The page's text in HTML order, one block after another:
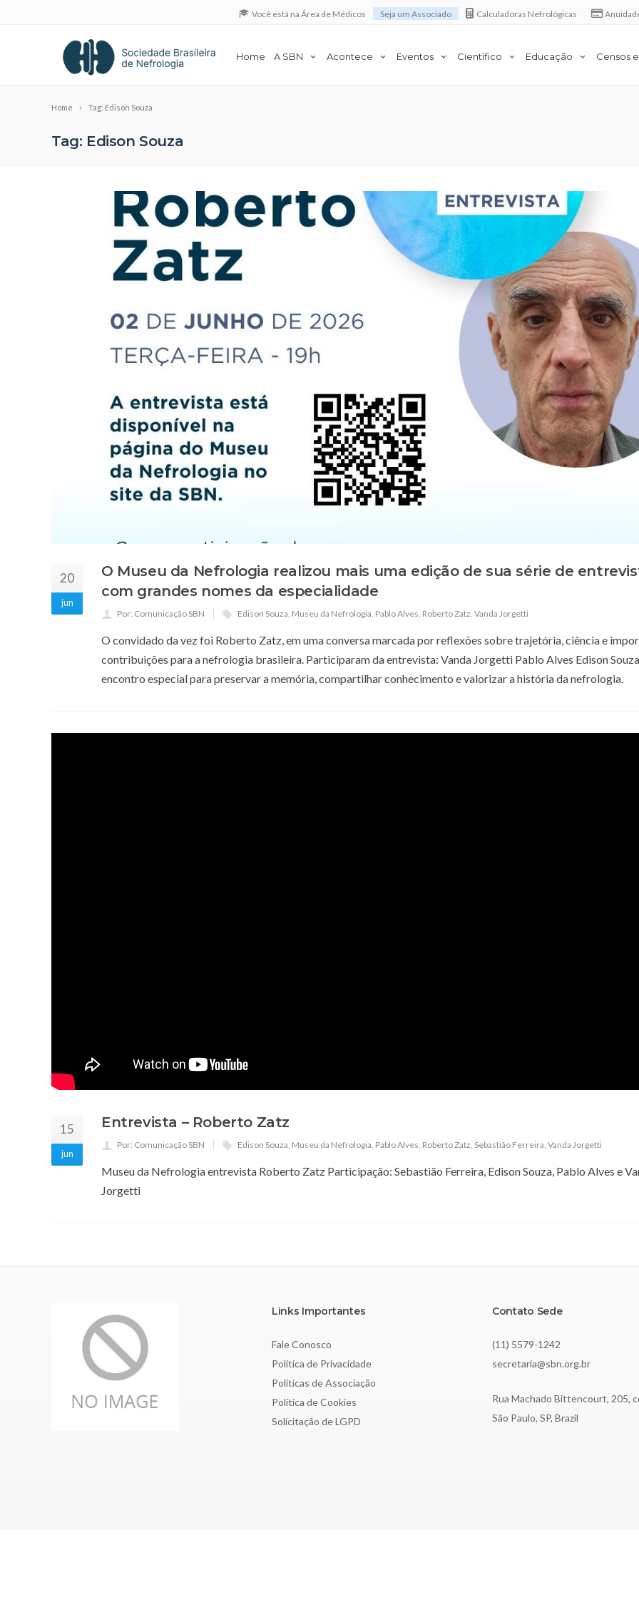
Você está na Área de Médicos Seja um Associado Calculadoras Nefrológicas
Home A SBN Acontece Eventos Científico Educação Censos
Home Tag: Edison Souza
Tag: Edison Souza
20
jun
O Museu da Nefrologia realizou mais uma edição de sua série de
com grandes nomes da especialidade
Por: Comunicação SBN Edison Souza Museu da Nefrologia Pablo Alves Roberto Zatz Vanda Jorgetti
O convidado da vez foi Roberto Zatz, em uma conversa marcada por reflexões sobre trajetória, ciência e
contribuições para a nefrologia brasileira. Participaram da entrevista: Vanda Jorgetti Pablo Alves Edison
encontro especial para preservar a memória, compartilhar conhecimento e valorizar a história da nefrologia.
15
jun
Entrevista – Roberto Zatz
Por: Comunicação SBN Edison Souza, Museu da Nefrologia, Pablo Alves, Roberto Zatz, Sebastião Ferreira, Vanda Jorgetti
Museu da Nefrologia entrevista Roberto Zatz Participação: Sebastião Ferreira, Edison Souza, Pablo Alves e
Jorgetti
Links Importantes
Fale Conosco
Política de Privacidade
Políticas de Associação
Política de Cookies
Solicitação de LGPD
Contato Sede
(11) 5579-1242
secretaria@sbn.org.br
Rua Machado Bittencourt, 205,
São Paulo, SP, Brazil